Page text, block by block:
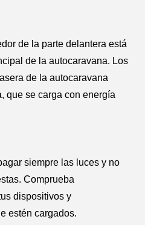
de la parte delantera está
de la autocaravana. Los
de la autocaravana
que se carga con energía
siempre las luces y no
Comprueba
dispositivos y
estén cargados.